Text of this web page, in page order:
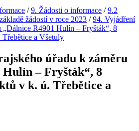
/9. Žádosti o informace /9.2
žádostí v roce 2023 /94. Vyjádření
„Dálnice R4901 Hulín – Fryšták“, 8
a Všetuly
úřadu k záměru
Hulín – Fryšták“, 8
v k. ú. Třebětice a